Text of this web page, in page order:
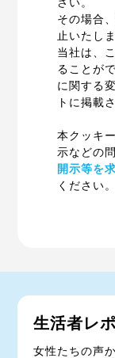
その場合
止いたし
当社は、
ることが
に関する
トに掲載
本クッキ
示などの
開示等を
ください。
生活者レ
女性たちの声